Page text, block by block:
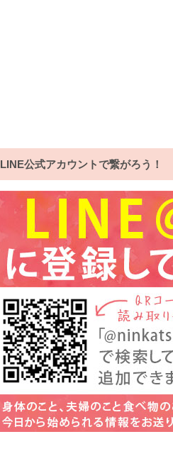
LINE公式アカウントで繋がろう！